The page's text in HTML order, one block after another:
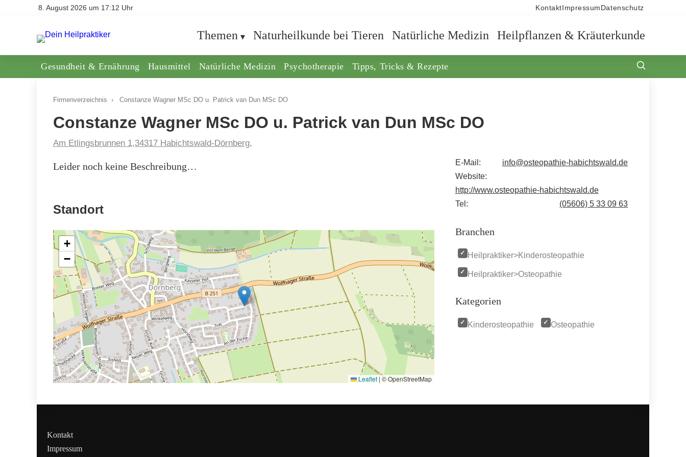
8. August 2026 um 17:12 Uhr Kontakt Impressum Datenschutz
Themen Naturheilkunde bei Tieren Natürliche Medizin Heilpflanzen & Kräuterkunde
Gesundheit & Ernährung Hausmittel Natürliche Medizin Psychotherapie Tipps, Tricks & Rezepte
Firmenverzeichnis › Constanze Wagner MSc DO u. Patrick van Dun MSc DO
Constanze Wagner MSc DO u. Patrick van Dun MSc DO
Am Etlingsbrunnen 1,34317 Habichtswald-Dörnberg,
Leider noch keine Beschreibung…
Standort
+
−
Leaflet | © OpenStreetMap
E-Mail:
info@osteopathie-habichtswald.de
Website:
http://www.osteopathie-habichtswald.de
Tel:
(05606) 5 33 09 63
Branchen
Heilpraktiker>Kinderosteopathie
Heilpraktiker>Osteopathie
Kategorien
Kinderosteopathie Osteopathie
Kontakt
Impressum